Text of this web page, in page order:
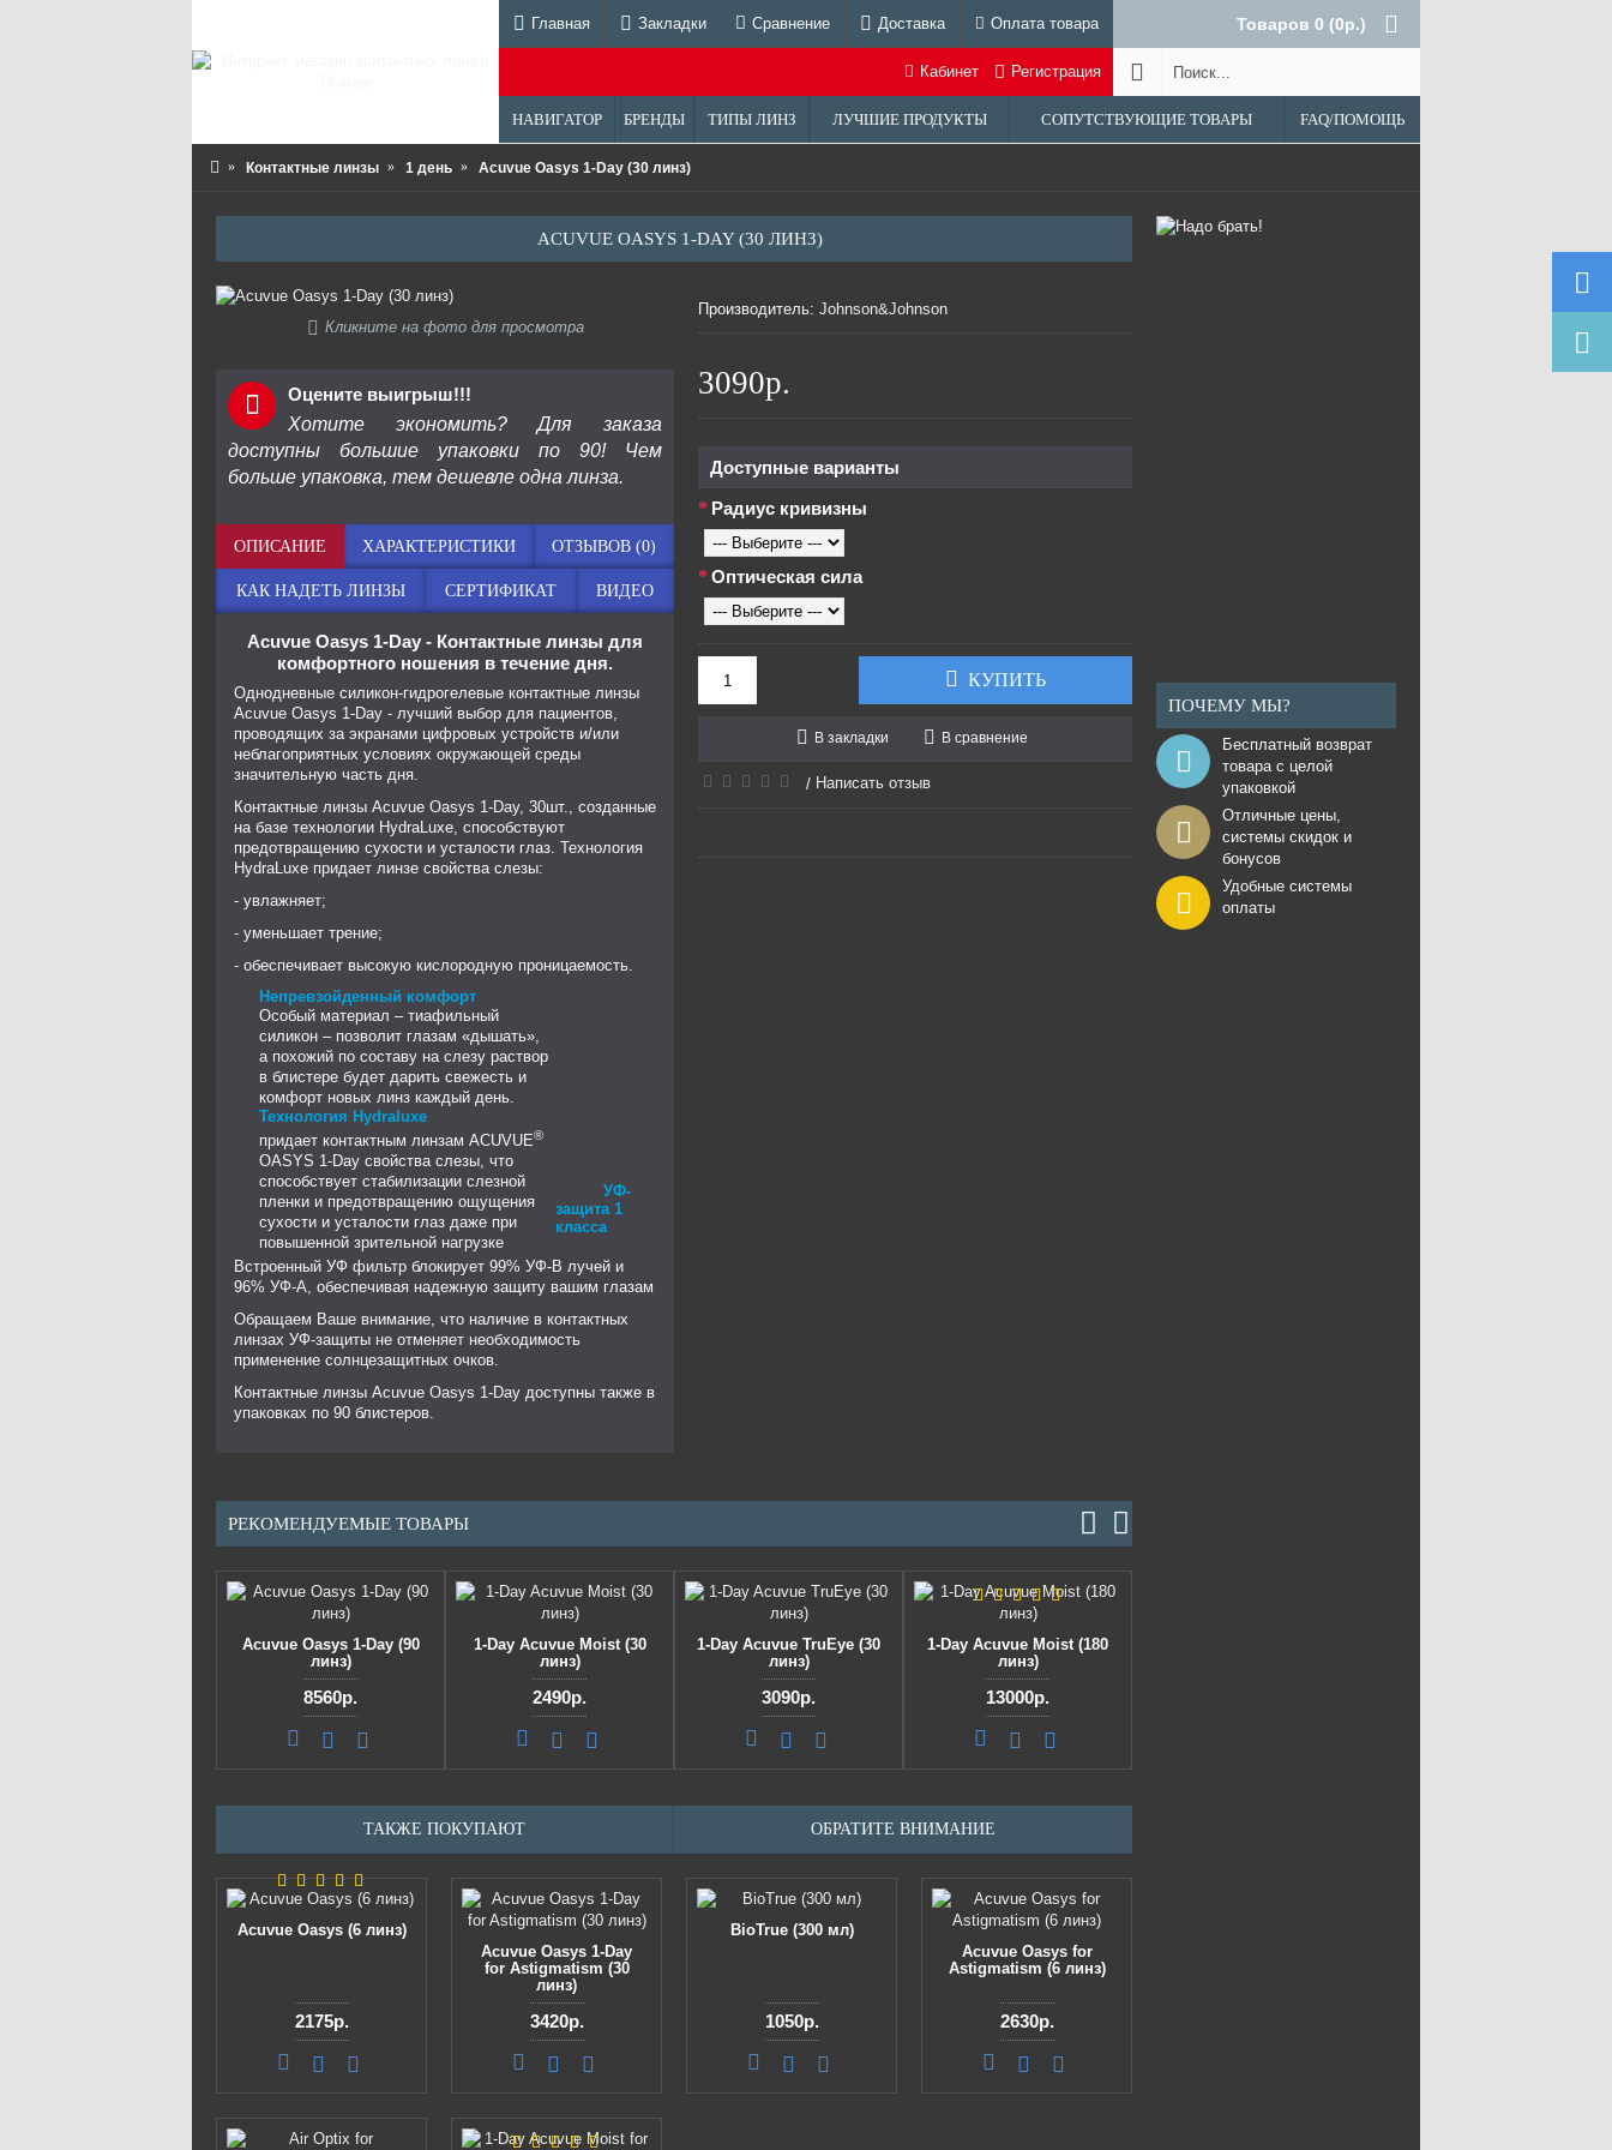
Главная Закладки Сравнение Доставка Оплата товара Товаров 0 (0р.)
Кабинет Регистрация
НАВИГАТОР БРЕНДЫ ТИПЫ ЛИНЗ ЛУЧШИЕ ПРОДУКТЫ СОПУТСТВУЮЩИЕ ТОВАРЫ FAQ/ПОМОЩЬ
Контактные линзы 1 день Acuvue Oasys 1-Day (30 линз)
ПОЧЕМУ МЫ?
Бесплатный возврат
товара с целой
упаковкой
Отличные цены,
системы скидок и
бонусов
Удобные системы
оплаты
ACUVUE OASYS 1-DAY (30 ЛИНЗ)
Кликните на фото для просмотра
Оцените выигрыш!!!
Хотите экономить? Для заказа
доступны большие упаковки по 90! Чем
больше упаковка, тем дешевле одна линза.
ОПИСАНИЕ ХАРАКТЕРИСТИКИ ОТЗЫВОВ (0)
КАК НАДЕТЬ ЛИНЗЫ СЕРТИФИКАТ ВИДЕО
Acuvue Oasys 1-Day - Контактные линзы для
комфортного ношения в течение дня.
Однодневные силикон-гидрогелевые контактные линзы
Acuvue Oasys 1-Day - лучший выбор для пациентов,
проводящих за экранами цифровых устройств и/или
неблагоприятных условиях окружающей среды
значительную часть дня.
Контактные линзы Acuvue Oasys 1-Day, 30шт., созданные
на базе технологии HydraLuxe, способствуют
предотвращению сухости и усталости глаз. Технология
HydraLuxe придает линзе свойства слезы:
- увлажняет;
- уменьшает трение;
- обеспечивает высокую кислородную проницаемость.
Непревзойденный комфорт
Особый материал – тиафильный
силикон – позволит глазам «дышать»,
а похожий по составу на слезу раствор
в блистере будет дарить свежесть и
комфорт новых линз каждый день.
Технология Hydraluxe
придает контактным линзам ACUVUE®
OASYS 1-Day свойства слезы, что
способствует стабилизации слезной
пленки и предотвращению ощущения
сухости и усталости глаз даже при
повышенной зрительной нагрузке
УФ-
защита 1
класса
Встроенный УФ фильтр блокирует 99% УФ-В лучей и
96% УФ-А, обеспечивая надежную защиту вашим глазам
Обращаем Ваше внимание, что наличие в контактных
линзах УФ-защиты не отменяет необходимость
применение солнцезащитных очков.
Контактные линзы Acuvue Oasys 1-Day доступны также в
упаковках по 90 блистеров.
Производитель: Johnson&Johnson
3090р.
Доступные варианты
Радиус кривизны
Оптическая сила
КУПИТЬ
В закладки В сравнение
/ Написать отзыв
РЕКОМЕНДУЕМЫЕ ТОВАРЫ
Acuvue Oasys 1-Day (90
линз)
8560р.
1-Day Acuvue Moist (30
линз)
2490р.
1-Day Acuvue TruEye (30
линз)
3090р.
1-Day Acuvue Moist (180
линз)
13000р.
ТАКЖЕ ПОКУПАЮТ ОБРАТИТЕ ВНИМАНИЕ
Acuvue Oasys (6 линз)
2175р.
Acuvue Oasys 1-Day
for Astigmatism (30
линз)
3420р.
BioTrue (300 мл)
1050р.
Acuvue Oasys for
Astigmatism (6 линз)
2630р.